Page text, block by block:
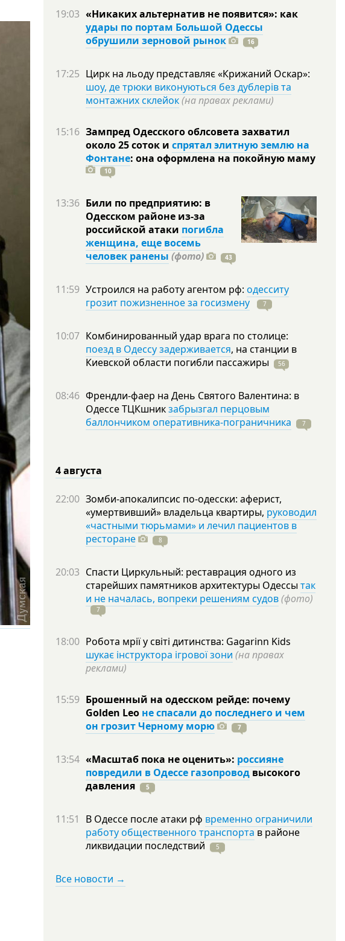
19:03 «Никаких альтернатив не появится»: как
удары по портам Большой Одессы
обрушили зерновой рынок
16
17:25 Цирк на льоду представляє «Крижаний Оскар»:
шоу, де трюки виконуються без дублерів та
монтажних склейок(на правах реклами)
15:16 Зампред Одесского облсовета захватил
около 25 соток и спрятал элитную землю на
Фонтане: она оформлена на покойную маму
10
13:36 Били по предприятию: в
Одесском районе из-за
российской атаки погибла
женщина, еще восемь
человек ранены (фото) 43
11:59 Устроился на работу агентом рф: одесситу
грозит пожизненное за госизмену
7
10:07 Комбинированный удар врага по столице:
поезд в Одессу задерживается, на станции в
Киевской области погибли пассажиры 56
08:46 Френдли-фаер на День Святого Валентина: в
Одессе ТЦКшникзабрызгал перцовым
баллончиком оперативника-пограничника
7
4 августа
22:00 Зомби-апокалипсис по-одесски: аферист,
«умертвивший» владельца квартиры, руководил
«частными тюрьмами» и лечил пациентов в
ресторане
8
20:03 Спасти Циркульный: реставрация одного из
старейших памятников архитектуры Одессы так
и не началась, вопреки решениям судов(фото)
7
18:00 Робота мрії у світі дитинства: Gagarinn Kids
шукає інструктора ігрової зони (на правах
реклами)
15:59 Брошенный на одесском рейде: почему
Golden Leo не спасали до последнего и чем
он грозит Черному морю
7
13:54 «Масштаб пока не оценить»: россияне
повредили в Одессе газопровод высокого
давления
5
11:51 В Одессе после атаки рф временно ограничили
работу общественного транспорта в районе
ликвидации последствий 5
Все новости →